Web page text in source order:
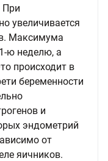
При
увеличивается
Максимума
ю неделю, а
происходит в
беременности
и
эндометрий
от
яичников.